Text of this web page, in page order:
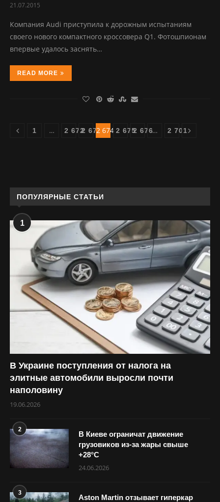
21.07.2015
Компания Audi приступила к дорожным испытаниям
своего нового компактного кроссовера Q1. Фотошпионам
впервые удалось заснять…
READ MORE
1 … 2 6722 6732 674 2 6752 676… 2 701
ПОПУЛЯРНЫЕ СТАТЬИ
1
В Украине поступления от налога на
элитные автомобили выросли почти
наполовину
19.06.2026
2
В Киеве ограничат движение
грузовиков из-за жары свыше
+28°С
24.06.2026
3
Aston Martin отзывает гиперкар